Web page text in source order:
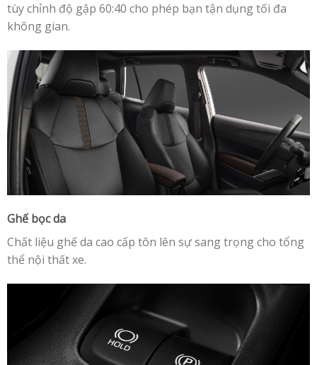
tùy chỉnh độ gập 60:40 cho phép bạn tận dụng tối đa
không gian.
Ghế bọc da
Chất liệu ghế da cao cấp tôn lên sự sang trọng cho tổng
thể nội thất xe.